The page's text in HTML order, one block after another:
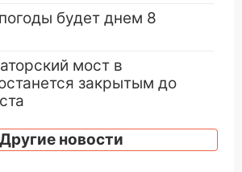
будет днем 8
мост в
закрытым до
готовит сюрприз: гороскоп
— кому повезет с
Другие новости